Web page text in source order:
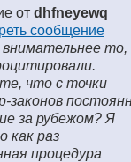
от dhfneyewq
то,
что с точки
законов
за рубежом? Я
как раз
процедура